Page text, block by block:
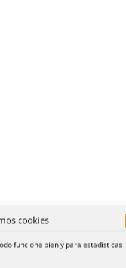
cookies
funcione bien y para estadísticas